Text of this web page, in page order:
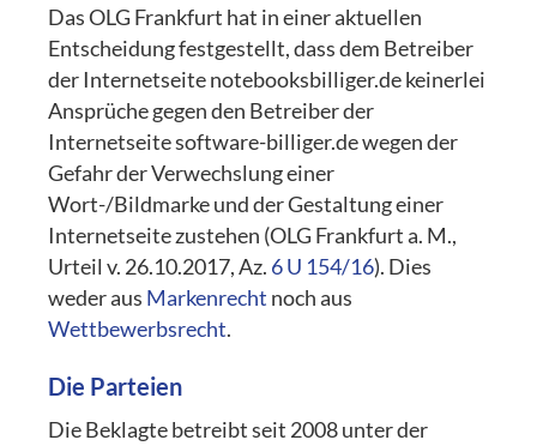
Das OLG Frankfurt hat in einer aktuellen
Entscheidung festgestellt, dass dem Betreiber
der Internetseite notebooksbilliger.de keinerlei
Ansprüche gegen den Betreiber der
Internetseite software-billiger.de wegen der
Gefahr der Verwechslung einer
Wort-/Bildmarke und der Gestaltung einer
Internetseite zustehen (OLG Frankfurt a. M.,
Urteil v. 26.10.2017, Az. 6 U 154/16). Dies
weder aus Markenrecht noch aus
Wettbewerbsrecht.
Die Parteien
Die Beklagte betreibt seit 2008 unter der